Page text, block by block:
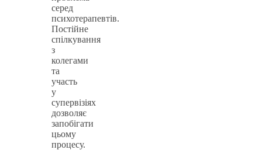
серед
психотерапевтів.
Постійне
спілкування
з
колегами
та
участь
у
супервізіях
дозволяє
запобігати
цьому
процесу.